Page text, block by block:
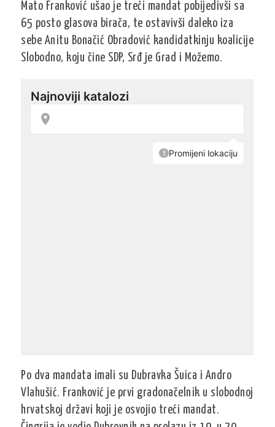
Mato Franković ušao je treći mandat pobijedivši sa
65 posto glasova birača, te ostavivši daleko iza
sebe Anitu Bonačić Obradović kandidatkinju koalicije
Slobodno, koju čine SDP, Srđ je Grad i Možemo.
Po dva mandata imali su Dubravka Šuica i Andro
Vlahušić. Franković je prvi gradonačelnik u slobodnoj
hrvatskoj državi koji je osvojio treći mandat.